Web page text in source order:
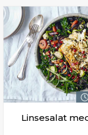
Linsesalat